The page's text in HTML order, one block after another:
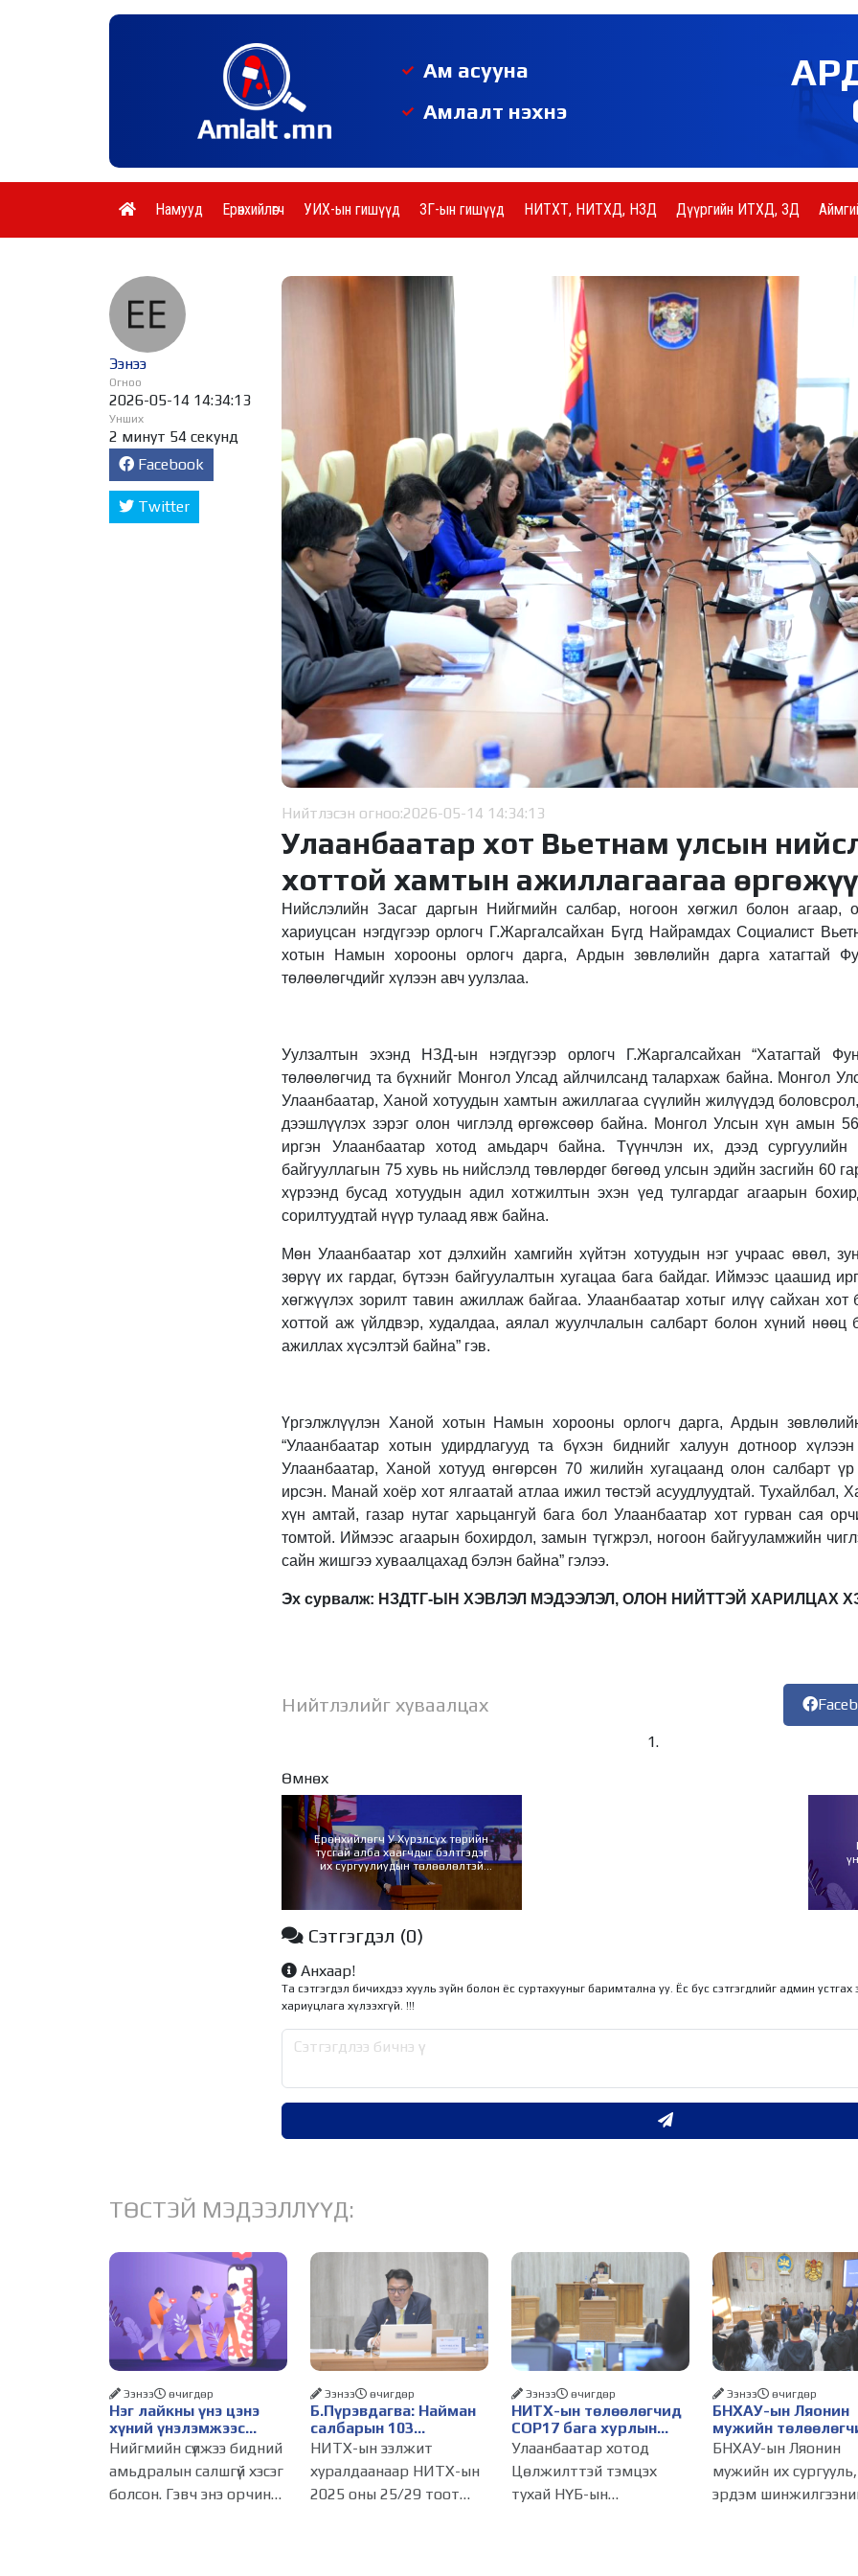
Ам асууна
Амлалт нэхнэ
Намууд Ерөнхийлөгч УИХ-ын гишүүд ЗГ-ын гишүүд НИТХТ, НИТХД, НЗД Дүүргийн ИТХД, ЗД
Ээнээ
Огноо
2026-05-14 14:34:13
Унших
2 минут 54 секунд
Facebook
Twitter
Нийтлэсэн огноо:2026-05-14 14:34:13
Улаанбаатар хот Вьетнам улсын
хоттой хамтын ажиллагаагаа
Нийслэлийн Засаг даргын Нийгмийн салбар, ногоон хөгжил болон агаар,
хариуцсан нэгдүгээр орлогч Г.Жаргалсайхан Бүгд Найрамдах Социалист
хотын Намын хорооны орлогч дарга, Ардын зөвлөлийн дарга хатагтай
төлөөлөгчдийг хүлээн авч уулзлаа.
Уулзалтын эхэнд НЗД-ын нэгдүгээр орлогч Г.Жаргалсайхан “Хатагтай
төлөөлөгчид та бүхнийг Монгол Улсад айлчилсанд талархаж байна. Монгол
Улаанбаатар, Ханой хотуудын хамтын ажиллагаа сүүлийн жилүүдэд
дээшлүүлэх зэрэг олон чиглэлд өргөжсөөр байна. Монгол Улсын хүн амын
иргэн Улаанбаатар хотод амьдарч байна. Түүнчлэн их, дээд
байгууллагын 75 хувь нь нийслэлд төвлөрдөг бөгөөд улсын эдийн засгийн 60
хүрээнд бусад хотуудын адил хотжилтын эхэн үед тулгардаг агаарын
сорилтуудтай нүүр тулаад явж байна.
Мөн Улаанбаатар хот дэлхийн хамгийн хүйтэн хотуудын нэг учраас өвөл,
зөрүү их гардаг, бүтээн байгуулалтын хугацаа бага байдаг. Иймээс цаашид
хөгжүүлэх зорилт тавин ажиллаж байгаа. Улаанбаатар хотыг илүү сайхан хот
хоттой аж үйлдвэр, худалдаа, аялал жуулчлалын салбарт болон хүний нөөц
ажиллах хүсэлтэй байна” гэв.
Үргэлжлүүлэн Ханой хотын Намын хорооны орлогч дарга, Ардын
“Улаанбаатар хотын удирдлагууд та бүхэн биднийг халуун дотноор
Улаанбаатар, Ханой хотууд өнгөрсөн 70 жилийн хугацаанд олон салбарт
ирсэн. Манай хоёр хот ялгаатай атлаа ижил төстэй асуудлуудтай. Тухайлбал,
хүн амтай, газар нутаг харьцангуй бага бол Улаанбаатар хот гурван сая
томтой. Иймээс агаарын бохирдол, замын түгжрэл, ногоон байгууламжийн
сайн жишгээ хуваалцахад бэлэн байна” гэлээ.
Эх сурвалж: НЗДТГ-ЫН ХЭВЛЭЛ МЭДЭЭЛЭЛ, ОЛОН НИЙТТЭЙ ХАРИЛЦАХ
Нийтлэлийг хуваалцах
Өмнөх
Ерөнхийлөгч У.Хүрэлсүх төрийн
тусгай алба хаагчдыг бэлтгэдэг
их сургуулиудын төлөөлөлтэй
уулзлаа
Сэтгэгдэл (0)
Анхаар!
Та сэтгэгдэл бичихдээ хууль зүйн болон ёс суртахууныг баримтална уу. Ёс бус сэтгэгдлийг админ устгах
хариуцлага хүлээхгүй. !!!
ТӨСТЭЙ МЭДЭЭЛЛҮҮД:
Нэг лайкны үнэ цэнэ
хүний үнэлэмжээс
давах болсон уу?
Ээнээ өчигдѳр
Нийгмийн сүлжээ бидний
амьдралын салшгүй хэсэг
болсон. Гэвч энэ орчинд
Б.Пүрэвдагва: Найман
салбарын 103
үйлчилгээний
бүртгэлийг цуцалснаар
бизнес эрхлэхэд
таатай нөхцөл бүрдэнэ
Ээнээ өчигдѳр
НИТХ-ын ээлжит
хуралдаанаар НИТХ-ын
2025 оны 25/29 тоот
НИТХ-ын төлөөлөгчид
COP17 бага хурлын
бэлтгэл ажлын талаар
мэдээлэл сонслоо
Ээнээ өчигдѳр
Улаанбаатар хотод
Цөлжилттэй тэмцэх
тухай НҮБ-ын
БНХАУ-ын Ляонин
мужийн
НИТХ-ын үйл
ажиллагаатай
танилцлаа
Ээнээ өчигдѳр
БНХАУ-ын Ляонин
мужийн их сургууль,
эрдэм